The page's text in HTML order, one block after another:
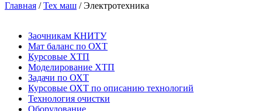
Главная /Тех маш / Электротехника
Заочникам КНИТУ
Мат баланс по ОХТ
Курсовые ХТП
Моделирование ХТП
Задачи по ОХТ
Курсовые ОХТ по описанию технологий
Технология очистки
Оборудование